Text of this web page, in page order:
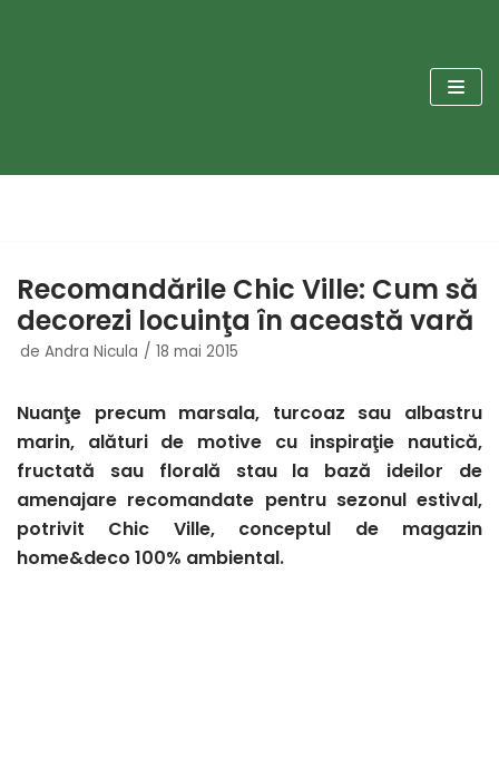
Recomandările Chic Ville: Cum să
decorezi locuinţa în această vară
de Andra Nicula 18 mai 2015
Nuanţe precum marsala, turcoaz sau albastru
marin, alături de motive cu inspiraţie nautică,
fructată sau florală stau la bază ideilor de
amenajare recomandate pentru sezonul estival,
potrivit Chic Ville, conceptul de magazin
home&deco 100% ambiental.